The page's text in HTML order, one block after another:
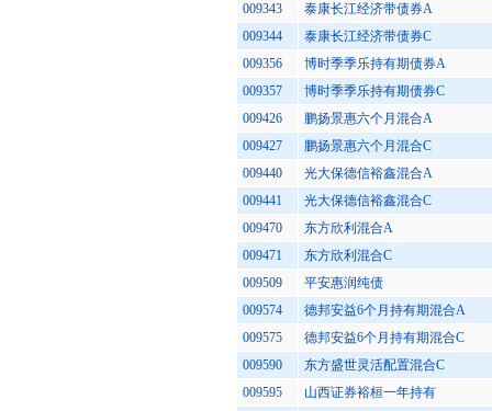
009343
泰康长江经济带债券A
009344
泰康长江经济带债券C
009356
博时季季乐持有期债券A
009357
博时季季乐持有期债券C
009426
鹏扬景惠六个月混合A
009427
鹏扬景惠六个月混合C
009440
光大保德信裕鑫混合A
009441
光大保德信裕鑫混合C
009470
东方欣利混合A
009471
东方欣利混合C
009509
平安惠润纯债
009574
德邦安益6个月持有期混合A
009575
德邦安益6个月持有期混合C
009590
东方盛世灵活配置混合C
009595
山西证券裕桓一年持有